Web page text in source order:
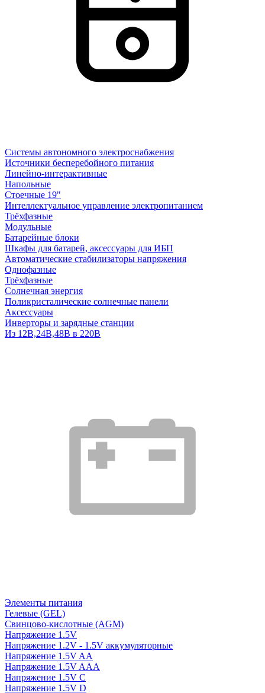
Системы автономного электроснабжения
Источники бесперебойного питания
Линейно-интерактивные
Напольные
Стоечные 19"
Интеллектуальное управление электропитанием
Трёхфазные
Модульные
Батарейные блоки
Шкафы для батарей, аксессуары для ИБП
Автоматические стабилизаторы напряжения
Однофазные
Трёхфазные
Солнечная энергия
Поликристалические солнечные панели
Аксессуары
Инверторы и зарядные станции
Из 12В,24В,48В в 220В
Элементы питания
Гелевые (GEL)
Свинцово-кислотные (AGM)
Напряжение 1.5V
Напряжение 1.2V - 1.5V аккумуляторные
Напряжение 1.5V AA
Напряжение 1.5V AAA
Напряжение 1.5V C
Напряжение 1.5V D